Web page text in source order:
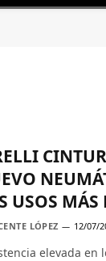
USOS MÁS
LÓPEZ 12/07/
elevada en